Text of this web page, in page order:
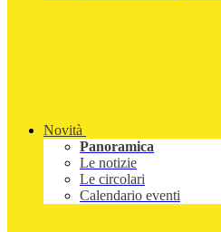
Novità
Panoramica
Le notizie
Le circolari
Calendario eventi